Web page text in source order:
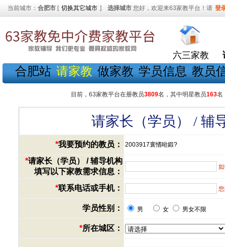
当前城市： 合肥市 [ 切换其它城市 ] 选择城市 您好，欢迎来63家教平台！请 登
六三家教
合肥站 请家教 做家教 学员信息 教员
目前，63家教平台在册教员3809名，其中明星教员163名
请家长（学员） / 辅
*我要预约的教员： 2003917寰愭暀鍛?
*请家长（学员） / 辅导机构
填写以下家教需求信息：
*联系电话或手机：
学员性别： 男 女 男女不限
*所在城区：